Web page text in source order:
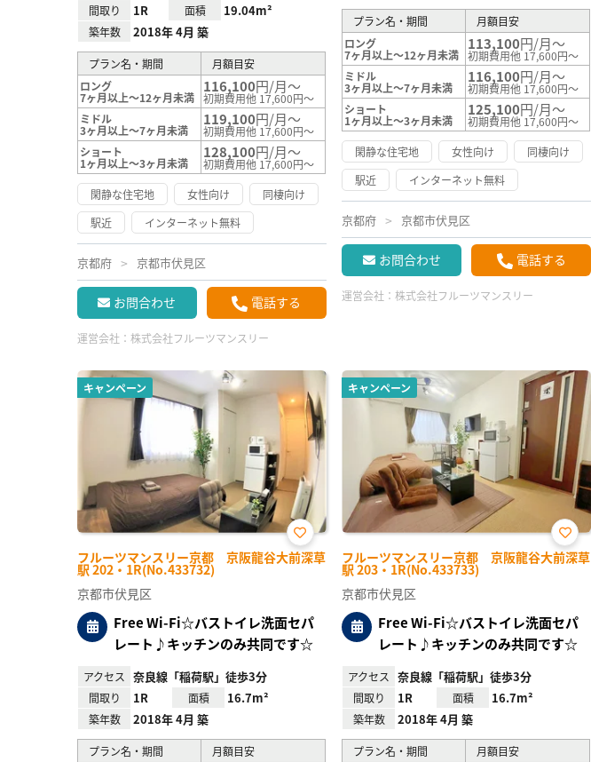
間取り 1R 面積 19.04m²
築年数 2018年 4月 築
プラン名・期間
月額目安
ロング
7ヶ月以上～12ヶ月未満
116,100円/月～
初期費用他 17,600円～
ミドル
3ヶ月以上～7ヶ月未満
119,100円/月～
初期費用他 17,600円～
ショート
1ヶ月以上～3ヶ月未満
128,100円/月～
初期費用他 17,600円～
閑静な住宅地
女性向け
同棲向け
駅近
インターネット無料
京都府 京都市伏見区
お問合わせ 電話する
運営会社： 株式会社フルーツマンスリー
プラン名・期間
月額目安
ロング
7ヶ月以上～12ヶ月未満
113,100円/月～
初期費用他 17,600円～
ミドル
3ヶ月以上～7ヶ月未満
116,100円/月～
初期費用他 17,600円～
ショート
1ヶ月以上～3ヶ月未満
125,100円/月～
初期費用他 17,600円～
閑静な住宅地
女性向け
同棲向け
駅近
インターネット無料
京都府 京都市伏見区
お問合わせ 電話する
運営会社：株式会社フルーツマンスリー
キャンペーン
フルーツマンスリー京都 京阪龍谷大前深草
駅 202・1R(No.433732)
お気
に入
京都市伏見区
Free Wi-Fi☆バストイレ洗面セパ
レート♪キッチンのみ共同です☆
アクセス 奈良線「稲荷駅」徒歩3分
間取り 1R 面積 16.7m²
築年数 2018年 4月 築
プラン名・期間
月額目安
キャンペーン
フルーツマンスリー京都 京阪龍谷大前深草
駅 203・1R(No.433733)
お気
に入
京都市伏見区
Free Wi-Fi☆バストイレ洗面セパ
レート♪キッチンのみ共同です☆
アクセス 奈良線「稲荷駅」徒歩3分
間取り 1R 面積 16.7m²
築年数 2018年 4月 築
プラン名・期間
月額目安